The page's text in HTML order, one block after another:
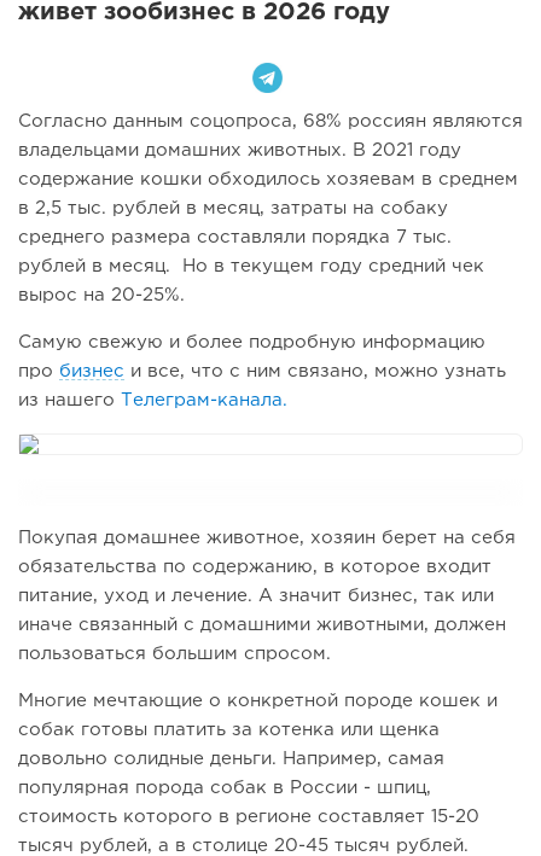
живет зообизнес в 2026 году
Согласно данным соцопроса, 68% россиян являются
владельцами домашних животных. В 2021 году
содержание кошки обходилось хозяевам в среднем
в 2,5 тыс. рублей в месяц, затраты на собаку
среднего размера составляли порядка 7 тыс.
рублей в месяц. Но в текущем году средний чек
вырос на 20-25%.
Самую свежую и более подробную информацию
про бизнес и все, что с ним связано, можно узнать
из нашего
Телеграм-канала.
Покупая домашнее животное, хозяин берет на себя
обязательства по содержанию, в которое входит
питание, уход и лечение. А значит бизнес, так или
иначе связанный с домашними животными, должен
пользоваться большим спросом.
Многие мечтающие о конкретной породе кошек и
собак готовы платить за котенка или щенка
довольно солидные деньги. Например, самая
популярная порода собак в России - шпиц,
стоимость которого в регионе составляет 15-20
тысяч рублей, а в столице 20-45 тысяч рублей.